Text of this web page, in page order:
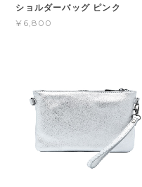
ショルダーバッグ ピンク
¥6,800